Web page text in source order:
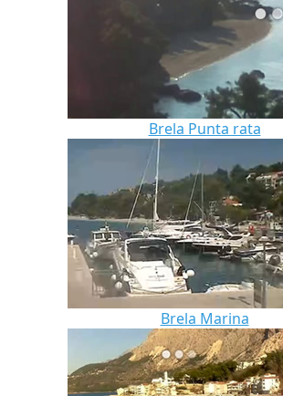
Brela Punta rata
Brela Marina